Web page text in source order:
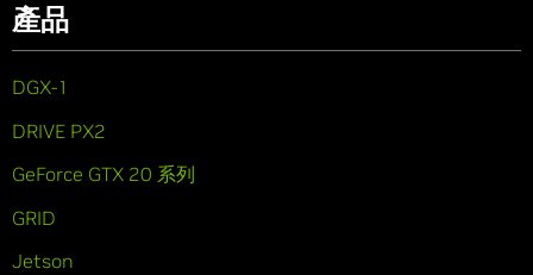
產品
DGX-1
DRIVE PX2
GeForce GTX 20 系列
GRID
Jetson